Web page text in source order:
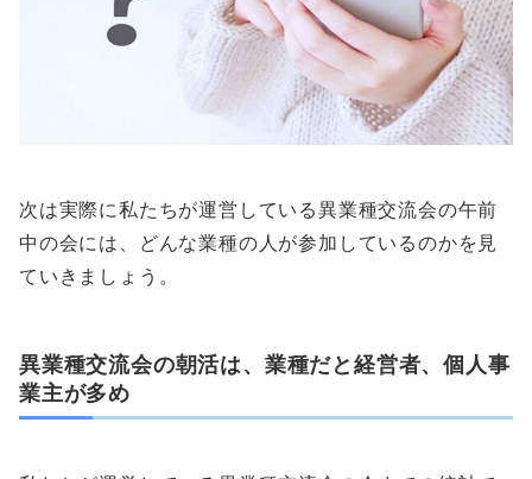
次は実際に私たちが運営している異業種交流会の午前
中の会には、どんな業種の人が参加しているのかを見
ていきましょう。
異業種交流会の朝活は、業種だと経営者、個人事
業主が多め